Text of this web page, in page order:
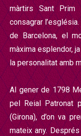
màrtirs Sant Prim
consagrar l’esglé
de Barcelona, el
màxima esplendor,
la personalitat amb
Al gener de 1798
pel Reial Patronat
(Girona), d’on va
mateix any. Després